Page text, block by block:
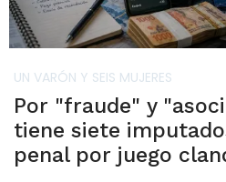
UN VARÓN Y SEIS MUJERES
Por "fraude" y
tiene siete
penal por juego